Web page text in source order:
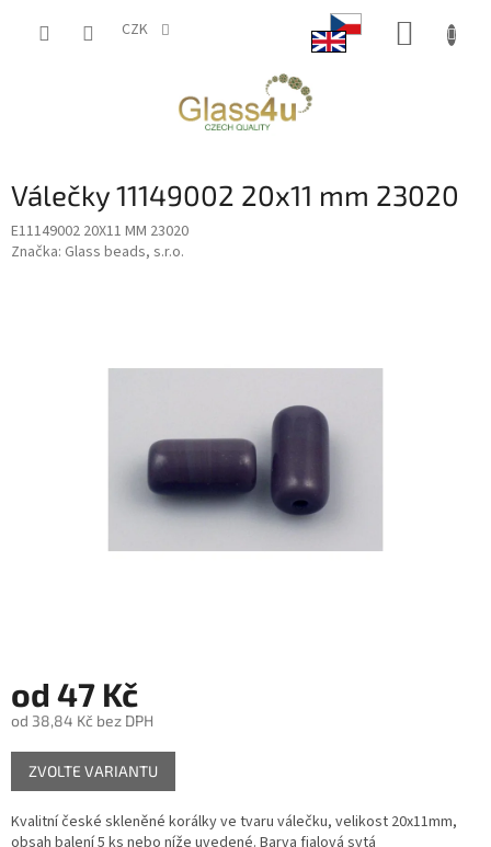
CZK
Válečky 11149002 20x11 mm 23020
E11149002 20X11 MM 23020
Značka: Glass beads, s.r.o.
od 47 Kč
od 38,84 Kč bez DPH
Měrná
cena:
ZVOLTE VARIANTU
Kvalitní české skleněné korálky ve tvaru válečku, velikost 20x11mm,